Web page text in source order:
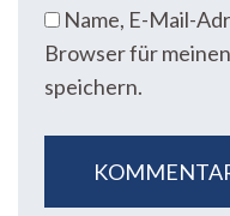
Name, E-Mail-
Browser für
speichern.